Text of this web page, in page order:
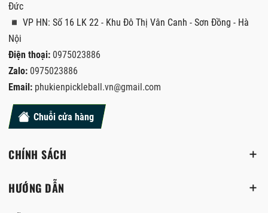
Đức
◾ VP HN: Số 16 LK 22 - Khu Đô Thị Vân Canh - Sơn Đồng - Hà
Nội
Điện thoại: 0975023886
Zalo: 0975023886
Email: phukienpickleball.vn@gmail.com
Chuỗi cửa hàng
CHÍNH SÁCH
HƯỚNG DẪN